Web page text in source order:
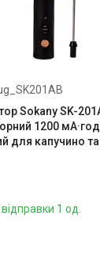
Sokany SK-
1200 мА·год
для капучино та
1 од.